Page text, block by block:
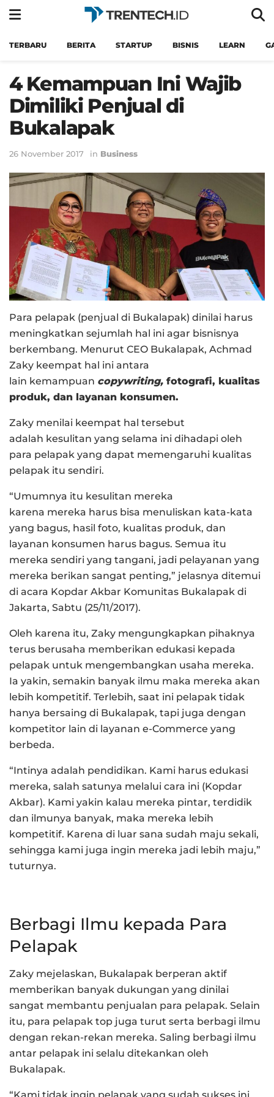
TERBARU BERITA STARTUP BISNIS LEARN
4 Kemampuan Ini Wajib
Dimiliki Penjual di
Bukalapak
26 November 2017 in Business
Para pelapak (penjual di Bukalapak) dinilai harus
meningkatkan sejumlah hal ini agar bisnisnya
berkembang. Menurut CEO Bukalapak, Achmad
Zaky keempat hal ini antara
lain kemampuan copywriting, fotografi, kualitas
produk, dan layanan konsumen.
Zaky menilai keempat hal tersebut
adalah kesulitan yang selama ini dihadapi oleh
para pelapak yang dapat memengaruhi kualitas
pelapak itu sendiri.
“Umumnya itu kesulitan mereka
karena mereka harus bisa menuliskan kata-kata
yang bagus, hasil foto, kualitas produk, dan
layanan konsumen harus bagus. Semua itu
mereka sendiri yang tangani, jadi pelayanan yang
mereka berikan sangat penting,” jelasnya ditemui
di acara Kopdar Akbar Komunitas Bukalapak di
Jakarta, Sabtu (25/11/2017).
Oleh karena itu, Zaky mengungkapkan pihaknya
terus berusaha memberikan edukasi kepada
pelapak untuk mengembangkan usaha mereka.
Ia yakin, semakin banyak ilmu maka mereka akan
lebih kompetitif. Terlebih, saat ini pelapak tidak
hanya bersaing di Bukalapak, tapi juga dengan
kompetitor lain di layanan e-Commerce yang
berbeda.
“Intinya adalah pendidikan. Kami harus edukasi
mereka, salah satunya melalui cara ini (Kopdar
Akbar). Kami yakin kalau mereka pintar, terdidik
dan ilmunya banyak, maka mereka lebih
kompetitif. Karena di luar sana sudah maju sekali,
sehingga kami juga ingin mereka jadi lebih maju,”
tuturnya.
Berbagi Ilmu kepada Para
Pelapak
Zaky mejelaskan, Bukalapak berperan aktif
memberikan banyak dukungan yang dinilai
sangat membantu penjualan para pelapak. Selain
itu, para pelapak top juga turut serta berbagi ilmu
dengan rekan-rekan mereka. Saling berbagi ilmu
antar pelapak ini selalu ditekankan oleh
Bukalapak.